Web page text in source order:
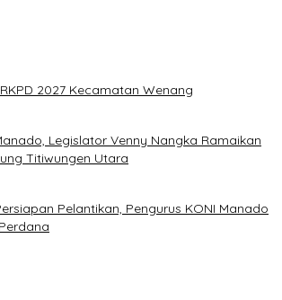
2027 Kecamatan Wenang
Legislator Venny Nangka Ramaikan
Titiwungen Utara
Pelantikan, Pengurus KONI Manado